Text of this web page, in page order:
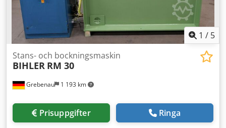
1 / 5
Grebenau 1 193 km
Stans- och bockningsmaskin
BIHLER RM 30
Prisuppgifter Ringa